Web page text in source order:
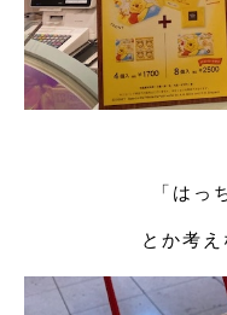
「はっ
とか考